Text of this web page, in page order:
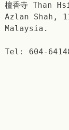
檀香寺 Than
Azlan Shah,
Malaysia.
Tel: 604-